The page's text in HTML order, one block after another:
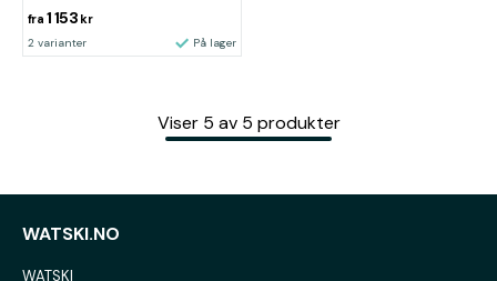
fra 1 153 kr
2 varianter På lager
Viser 5 av 5 produkter
WATSKI.NO
WATSKI